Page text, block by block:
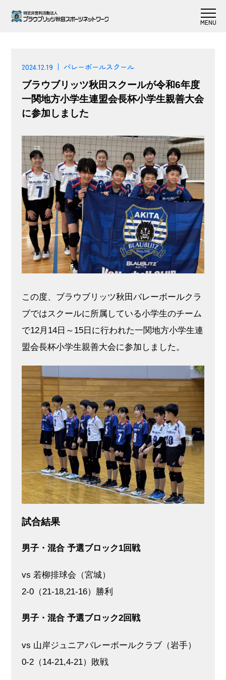
2024.12.19
バレーボールスクール
ブラウブリッツ秋田スクールが令和6年度
一関地方小学生連盟会長杯小学生親善大会
に参加しました
この度、ブラウブリッツ秋田バレーボールクラ
ブではスクールに所属している小学生のチーム
で12月14日～15日に行われた一関地方小学生連
盟会長杯小学生親善大会に参加しました。
試合結果
男子・混合 予選ブロック1回戦
vs 若柳排球会（宮城）
2-0（21-18,21-16）勝利
男子・混合 予選ブロック2回戦
vs 山岸ジュニアバレーボールクラブ（岩手）
0-2（14-21,4-21）敗戦